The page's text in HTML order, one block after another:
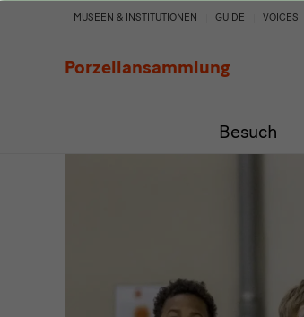
Porzellansammlung
Angebote
für
und
Besuch
MUSEEN & INSTITUTIONEN GUIDE VOICES